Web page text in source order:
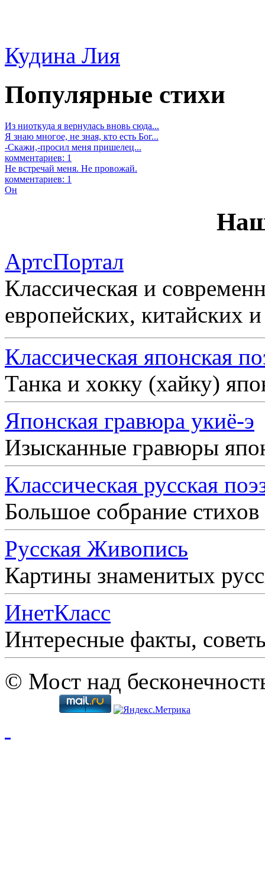
Кудина Лия
Популярные стихи
Из ниоткуда я вернулась вновь сюда...
Я знаю многое, не зная, кто есть Бог...
-Скажи,-просил меня пришелец...
комментариев: 1
Не встречай меня. Не провожай.
комментариев: 1
Он
АртсПортал
Классическая и
европейских, китайских
Классическая японская
Танка и хокку (хайку)
Японская гравюра укиё-э
Изысканные гравюры
Классическая русская
Большое собрание
Русская Живопись
Картины знаменитых
ИнетКласс
Интересные факты,
© Мост над